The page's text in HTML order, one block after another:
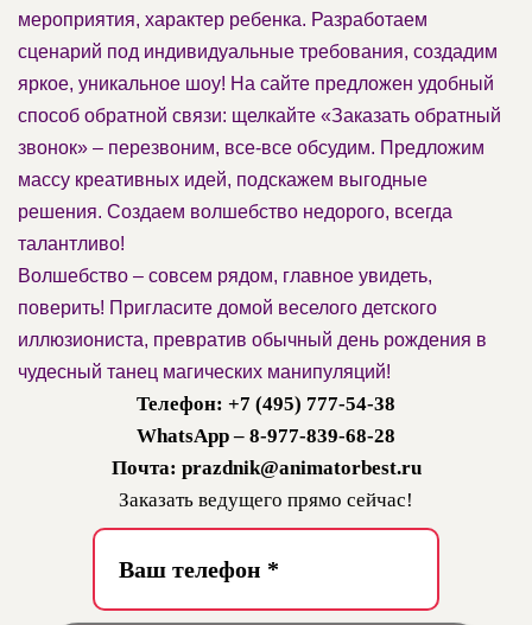
мероприятия, характер ребенка. Разработаем
сценарий под индивидуальные требования, создадим
яркое, уникальное шоу! На сайте предложен удобный
способ обратной связи: щелкайте «Заказать обратный
звонок» – перезвоним, все-все обсудим. Предложим
массу креативных идей, подскажем выгодные
решения. Создаем волшебство недорого, всегда
талантливо!
Волшебство – совсем рядом, главное увидеть,
поверить! Пригласите домой веселого детского
иллюзиониста, превратив обычный день рождения в
чудесный танец магических манипуляций!
Телефон: +7 (495) 777-54-38
WhatsApp – 8-977-839-68-28
Почта: prazdnik@animatorbest.ru
Заказать ведущего прямо сейчас!